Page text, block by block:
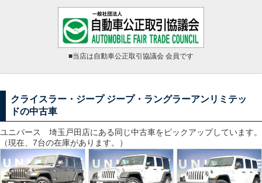
■当店は自動車公正取引協議会 会員です
クライスラー・ジープ ジープ・ラングラーアンリミテッ
ドの中古車
ユニバース 埼玉戸田 店にある同じ中古車をピックアップしています。
（現在、7台の在庫があります。）